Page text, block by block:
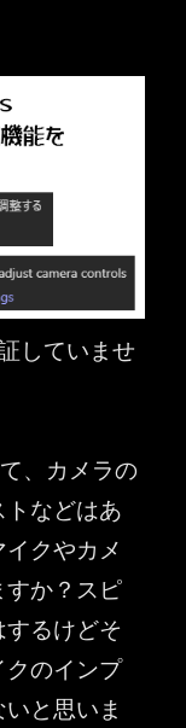
していませ
、カメラの
などはあ
クやカメ
か？スピ
るけどそ
のインプ
と思いま